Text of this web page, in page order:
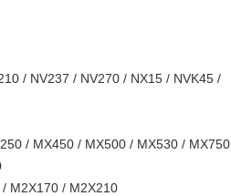
/ NV237 / NV270 / NX15 / NVK45 /
/ MX450 / MX500 / MX530 / MX750
M2X170 / M2X210